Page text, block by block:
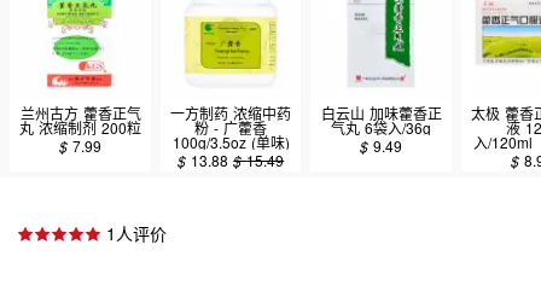
兰州古方 藿香正气
丸 浓缩制剂 200粒
$7.99
一方制药 浓缩中药
粉 - 广藿香
100g/3.5oz (单味)
$ 13.88 $15.49
白云山 加味藿香正
气丸 6袋入/36g
$9.49
太极 藿香
液
入/120ml
$
1人评价